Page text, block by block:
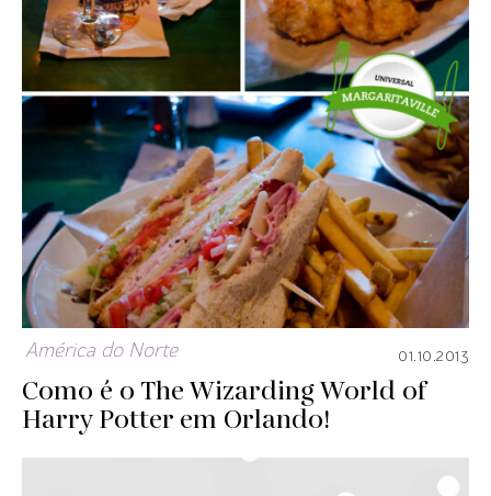
América do Norte 01.10.2013
Como é o The Wizarding World of
Harry Potter em Orlando!